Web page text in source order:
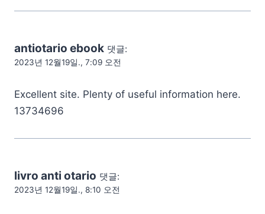
antiotario ebook 댓글:
2023년 12월19일., 7:09 오전
Excellent site. Plenty of useful information here.
13734696
livro anti otario 댓글:
2023년 12월19일., 8:10 오전